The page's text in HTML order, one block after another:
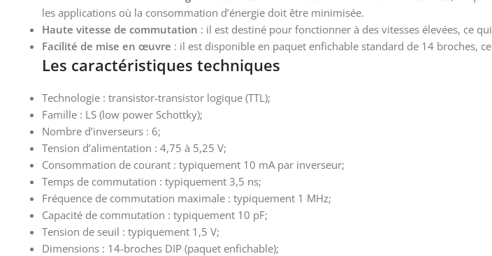
les applications où la consommation d’énergie doit être minimisée.
Haute vitesse de commutation : il est destiné pour fonctionner à des vitesses élevées, ce
Facilité de mise en œuvre : il est disponible en paquet enfichable standard de 14 broches,
Les caractéristiques techniques
Technologie : transistor-transistor logique (TTL);
Famille : LS (low power Schottky);
Nombre d’inverseurs : 6;
Tension d’alimentation : 4,75 à 5,25 V;
Consommation de courant : typiquement 10 mA par inverseur;
Temps de commutation : typiquement 3,5 ns;
Fréquence de commutation maximale : typiquement 1 MHz;
Capacité de commutation : typiquement 10 pF;
Tension de seuil : typiquement 1,5 V;
Dimensions : 14-broches DIP (paquet enfichable);